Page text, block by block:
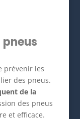
prévenir les
des pneus.
de la
des pneus
et efficace.